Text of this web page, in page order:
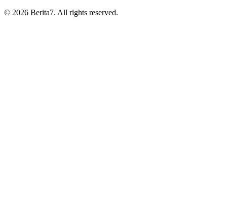
© 2026 Berita7. All rights reserved.